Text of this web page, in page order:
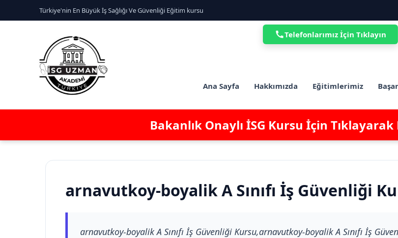
Türkiye'nin En Büyük İş Sağlığı Ve Güvenliği Eğitim kursu
Ana Sayfa Hakkımızda Eğitimlerimiz
Bakanlık Onaylı İSG Kursu İçin Tıklayarak
arnavutkoy-boyalik A Sınıfı İş Güvenliği
arnavutkoy-boyalik A Sınıfı İş Güvenliği Kursu,arnavutkoy-boyalik A Sınıfı İş
Telefonlarımız İçin Tıklayın